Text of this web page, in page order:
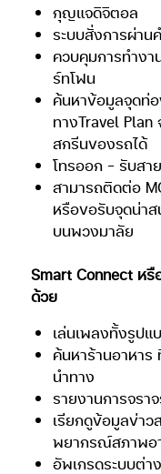
กุญแจดิจิตอล
ระบบสั่งการผ่าน
ควบคุมการทำงา
ร์ทโฟน
ค้นหาข้อมูลจุดท่อ
ทางTravel Plan
สกรีนของรถได้
โทรออก – รับสา
สามารถติดต่อ
หรือขอรับจุดน่า
บนพวงมาลัย
Smart Connect หรื
ด้วย
เล่นเพลงทั้งรูปแ
ค้นหาร้านอาหา
นำทาง
รายงานการจรา
เรียกดูข้อมูลข่า
พยากรณ์สภาพอ
อัพเกรดระบบต่า